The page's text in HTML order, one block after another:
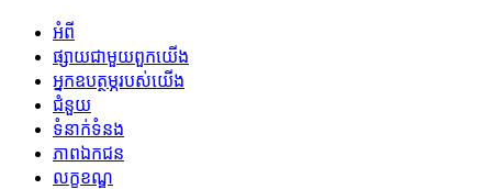
អំពី
ផ្សាយជាមួយពួកយើង
អ្នកឧបត្ថម្ភរបស់យើង
ជំនួយ
ទំនាក់ទំនង
ភាពឯកជន
លក្ខខណ្ឌ